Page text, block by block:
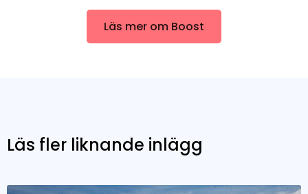
Läs mer om Boost
Läs fler liknande inlägg